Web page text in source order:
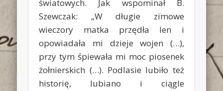
światowych. Jak wspominał B.
Szewczak: „W długie zimowe
wieczory matka przędła len i
opowiadała mi dzieje wojen (…),
przy tym śpiewała mi moc piosenek
żołnierskich (…). Podlasie lubiło też
historię, lubiano i ciągle